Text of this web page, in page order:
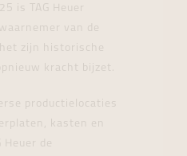
is TAG Heuer
van de
zijn historische
kracht bijzet.
productielocaties
kasten en
de